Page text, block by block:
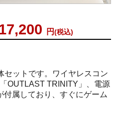
円(税込)
セットです。ワイヤレスコン
OUTLAST TRINITY」、電源
属しており、すぐにゲーム